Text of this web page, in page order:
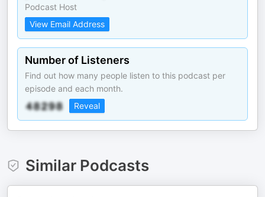
Podcast Host
View Email Address
Number of Listeners
Find out how many people listen to this podcast per
episode and each month.
Reveal
Similar Podcasts